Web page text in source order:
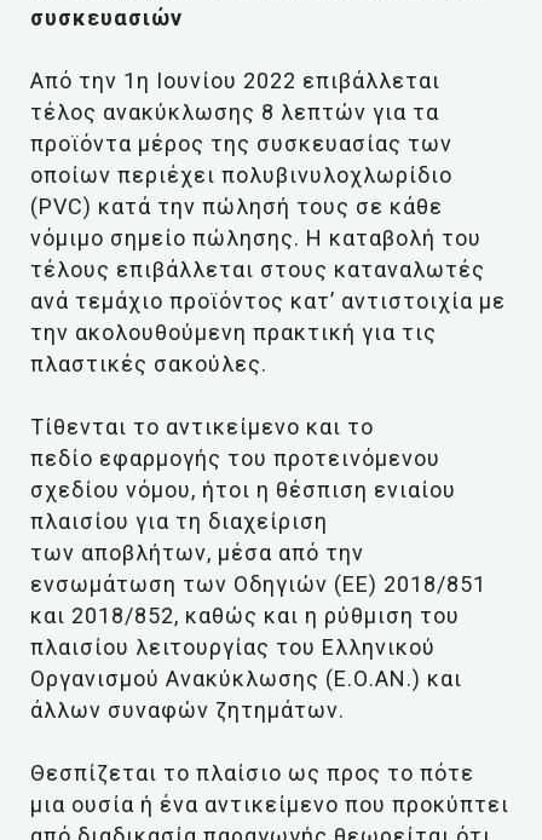
συσκευασιών
Από την 1η Ιουνίου 2022 επιβάλλεται
τέλος ανακύκλωσης 8 λεπτών για τα
προϊόντα μέρος της συσκευασίας των
οποίων περιέχει πολυβινυλοχλωρίδιο
(PVC) κατά την πώλησή τους σε κάθε
νόμιμο σημείο πώλησης. Η καταβολή του
τέλους επιβάλλεται στους καταναλωτές
ανά τεμάχιο προϊόντος κατ’ αντιστοιχία με
την ακολουθούμενη πρακτική για τις
πλαστικές σακούλες.
Τίθενται το αντικείμενο και το
πεδίο εφαρμογής του προτεινόμενου
σχεδίου νόμου, ήτοι η θέσπιση ενιαίου
πλαισίου για τη διαχείριση
των αποβλήτων, μέσα από την
ενσωμάτωση των Οδηγιών (ΕΕ) 2018/851
και 2018/852, καθώς και η ρύθμιση του
πλαισίου λειτουργίας του Ελληνικού
Οργανισμού Ανακύκλωσης (Ε.Ο.ΑΝ.) και
άλλων συναφών ζητημάτων.
Θεσπίζεται το πλαίσιο ως προς το πότε
μια ουσία ή ένα αντικείμενο που προκύπτει